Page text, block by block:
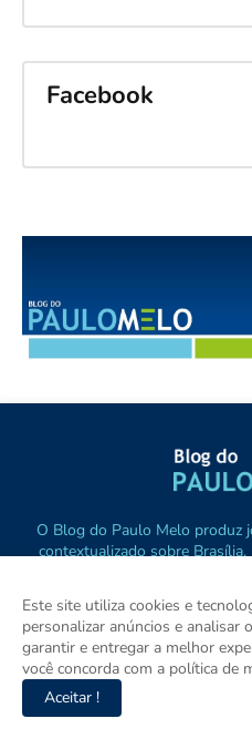
Facebook
O Blog do Paulo Melo produz
contextualizado sobre
cidades e
Este site utiliza cookies e
personalizar anúncios e analisar
garantir e entregar a melhor
você concorda com a política de
Aceitar !